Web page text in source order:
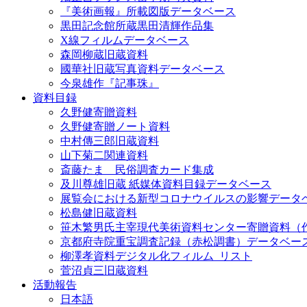
『美術画報』所載図版データベース
黒田記念館所蔵黒田清輝作品集
X線フィルムデータベース
森岡柳蔵旧蔵資料
國華社旧蔵写真資料データベース
今泉雄作『記事珠』
資料目録
久野健寄贈資料
久野健寄贈ノート資料
中村傳三郎旧蔵資料
山下菊二関連資料
斎藤たま 民俗調査カード集成
及川尊雄旧蔵 紙媒体資料目録データベース
展覧会における新型コロナウイルスの影響データ
松島健旧蔵資料
笹木繁男氏主宰現代美術資料センター寄贈資料（
京都府寺院重宝調査記録（赤松調書）データベー
柳澤孝資料デジタル化フィルム_リスト
菅沼貞三旧蔵資料
活動報告
日本語